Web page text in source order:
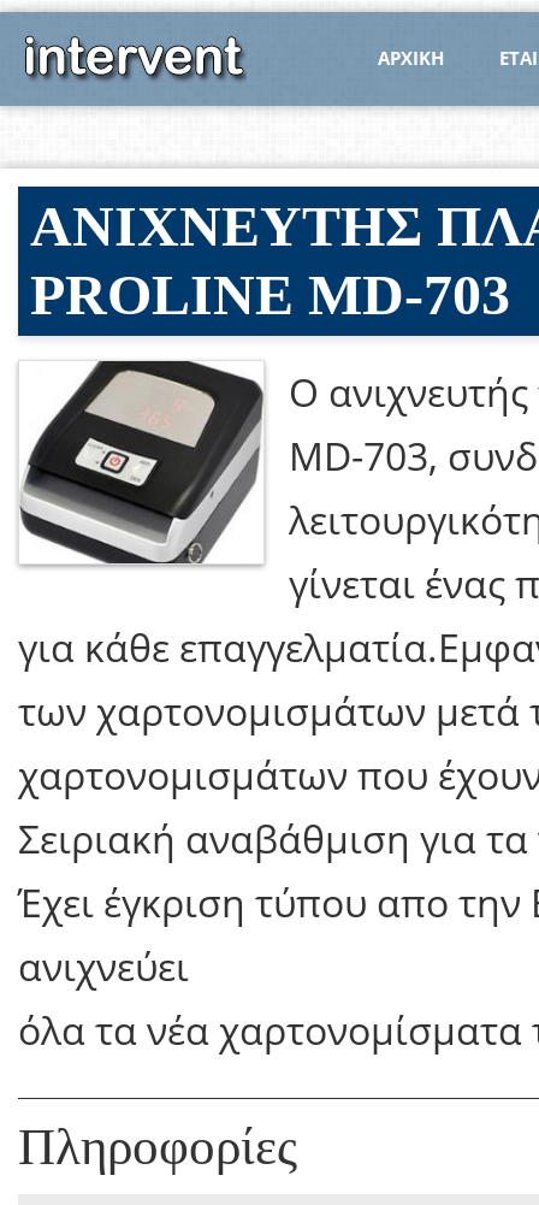
ΑΝΙΧΝΕΥΤΗΣ
PROLINE MD-703
O
MD-703,
γίνεται ένας
για κάθε
των χαρτονομισμάτων μετά
χαρτονομισμάτων που
Σειριακή αναβάθμιση για
Έχει έγκριση τύπου απο
ανιχνεύει
όλα τα νέα
Πληροφορίες
ΑΡΧΙΚΗ